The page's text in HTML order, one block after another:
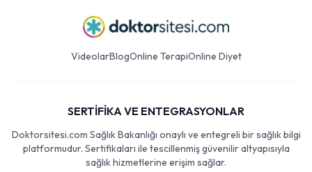
VideolarBlogOnline TerapiOnline Diyet
SERTİFİKA VE ENTEGRASYONLAR
Doktorsitesi.com Sağlık Bakanlığı onaylı ve entegreli bir sağlık bilgi
platformudur. Sertifikaları ile tescillenmiş güvenilir altyapısıyla
sağlık hizmetlerine erişim sağlar.